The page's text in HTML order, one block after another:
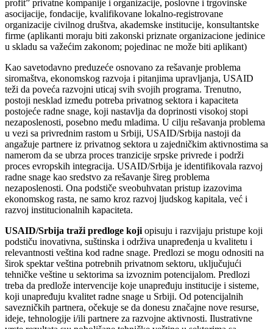
profit” privatne kompanije i organizacije, poslovne i trgovinske
asocijacije, fondacije, kvalifikovane lokalno-registrovane
organizacije civilnog društva, akademske institucije, konsultantske
firme (aplikanti moraju biti zakonski priznate organizacione jedinice
u skladu sa važećim zakonom; pojedinac ne može biti aplikant)
Kao savetodavno preduzeće osnovano za rešavanje problema
siromaštva, ekonomskog razvoja i pitanjima upravljanja, USAID
teži da poveća razvojni uticaj svih svojih programa. Trenutno,
postoji nesklad između potreba privatnog sektora i kapaciteta
postojeće radne snage, koji nastavlja da doprinosti visokoj stopi
nezaposlenosti, posebno među mladima. U cilju rešavanja problema
u vezi sa privrednim rastom u Srbiji, USAID/Srbija nastoji da
angažuje partnere iz privatnog sektora u zajedničkim aktivnostima sa
namerom da se ubrza proces tranzicije srpske privrede i podrži
proces evropskih integracija. USAID/Srbija je identifikovala razvoj
radne snage kao sredstvo za rešavanje šireg problema
nezaposlenosti. Ona podstiče sveobuhvatan pristup izazovima
ekonomskog rasta, ne samo kroz razvoj ljudskog kapitala, već i
razvoj institucionalnih kapaciteta.
USAID/Srbija traži predloge koji opisuju i razvijaju pristupe koji
podstiču inovativna, suštinska i održiva unapređenja u kvalitetu i
relevantnosti veština kod radne snage. Predlozi se mogu odnositi na
širok spektar veština potrebnih privatnom sektoru, uključujući
tehničke veštine u sektorima sa izvoznim potencijalom. Predlozi
treba da predlože intervencije koje unapređuju institucije i sisteme,
koji unapređuju kvalitet radne snage u Srbiji. Od potencijalnih
savezničkih partnera, očekuje se da donesu značajne nove resurse,
ideje, tehnologije i/ili partnere za razvojne aktivnosti. Ilustrativne